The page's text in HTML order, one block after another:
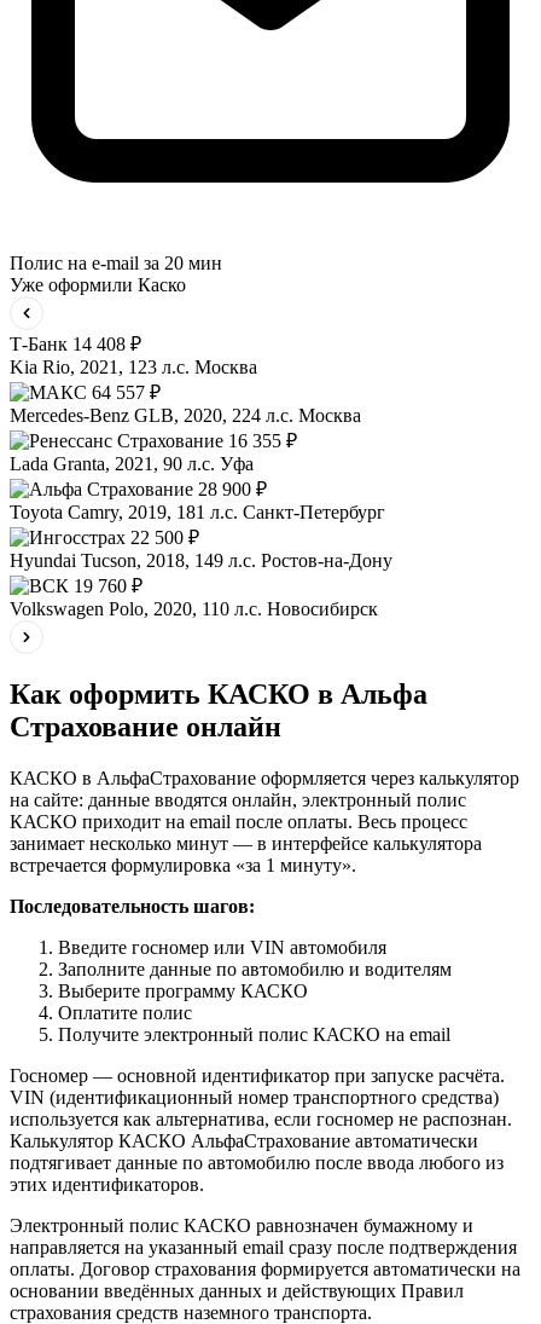
Полис на e-mail за 20 мин
Уже оформили Каско
Т-Банк 14 408 ₽
Kia Rio, 2021, 123 л.с. Москва
64 557 ₽
Mercedes-Benz GLB, 2020, 224 л.с. Москва
16 355 ₽
Lada Granta, 2021, 90 л.с. Уфа
28 900 ₽
Toyota Camry, 2019, 181 л.с. Санкт-Петербург
22 500 ₽
Hyundai Tucson, 2018, 149 л.с. Ростов-на-Дону
19 760 ₽
Volkswagen Polo, 2020, 110 л.с. Новосибирск
Как оформить КАСКО в Альфа
Страхование онлайн
КАСКО в АльфаСтрахование оформляется через калькулятор
на сайте: данные вводятся онлайн, электронный полис
КАСКО приходит на email после оплаты. Весь процесс
занимает несколько минут — в интерфейсе калькулятора
встречается формулировка «за 1 минуту».
Последовательность шагов:
Введите госномер или VIN автомобиля
Заполните данные по автомобилю и водителям
Выберите программу КАСКО
Оплатите полис
Получите электронный полис КАСКО на email
Госномер — основной идентификатор при запуске расчёта.
VIN (идентификационный номер транспортного средства)
используется как альтернатива, если госномер не распознан.
Калькулятор КАСКО АльфаСтрахование автоматически
подтягивает данные по автомобилю после ввода любого из
этих идентификаторов.
Электронный полис КАСКО равнозначен бумажному и
направляется на указанный email сразу после подтверждения
оплаты. Договор страхования формируется автоматически на
основании введённых данных и действующих Правил
страхования средств наземного транспорта.